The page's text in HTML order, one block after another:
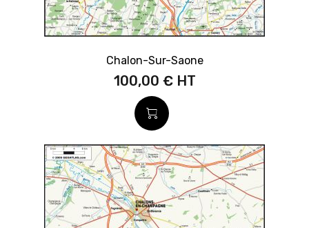
Chalon-Sur-Saone
100,00 €